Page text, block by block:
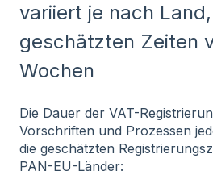
variiert je nach
geschätzten Zeiten
Wochen
Die Dauer der VAT-
Vorschriften und Prozessen
die geschätzten
PAN-EU-Länder: